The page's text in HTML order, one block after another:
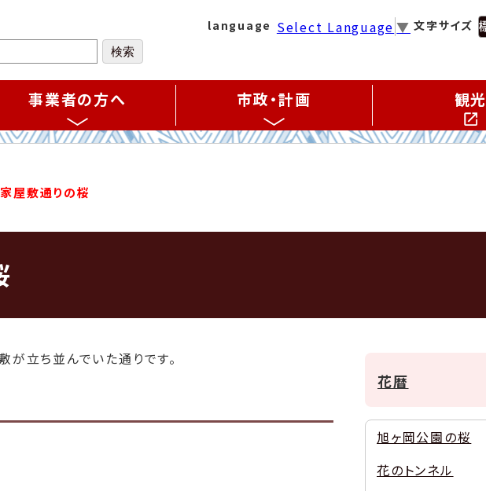
language Select Language ▼ 文字サイズ
事業者の方へ 市政・計画 観光
屋敷通りの桜
立ち並んでいた通りです。
花暦
旭ヶ岡公園の桜
花のトンネル